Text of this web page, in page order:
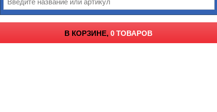
В КОРЗИНЕ, 0 ТОВАРОВ